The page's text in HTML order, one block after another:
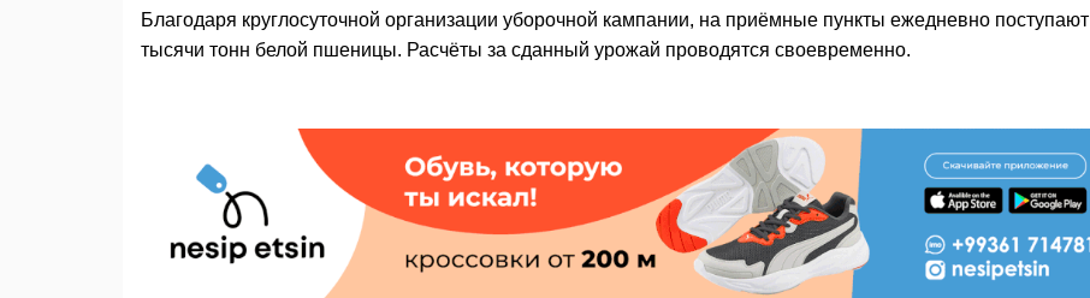
Благодаря круглосуточной организации уборочной кампании, на приёмные пункты ежедневно поступают
тысячи тонн белой пшеницы. Расчёты за сданный урожай проводятся своевременно.